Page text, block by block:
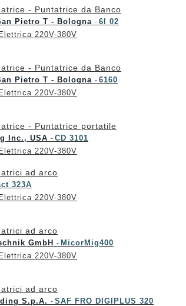
- Puntatrice da Banco
Pietro T - Bologna - 6I 02
Elettrica 220V-380V
- Puntatrice da Banco
Pietro T - Bologna - 6160
Elettrica 220V-380V
- Puntatrice portatile
Inc., USA - CD 3101
Elettrica 220V-380V
ad arco
323A
Elettrica 220V-380V
ad arco
GmbH - MicorMig400
Elettrica 220V-380V
ad arco
S.p.A. - SAF FRO DIGIPLUS 320